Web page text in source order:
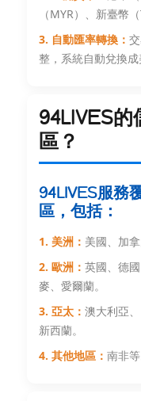
（MYR）、新臺幣
3. 自動匯率轉換：
整，系統自動兌換成
94LIVES
區？
94LIVES服務
區，包括：
1. 美洲： 美國、加拿
2. 歐洲：英國、德
麥、愛爾蘭。
3. 亞太：澳大利亞
新西蘭。
4. 其他地區：南非等